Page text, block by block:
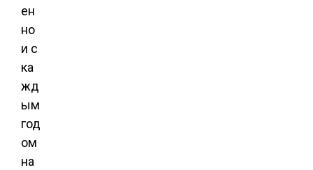
ен
но
и с
ка
жд
ым
год
ом
на